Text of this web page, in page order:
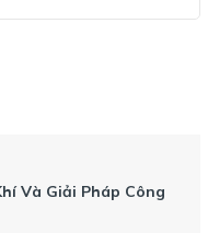
Và Giải Pháp Công